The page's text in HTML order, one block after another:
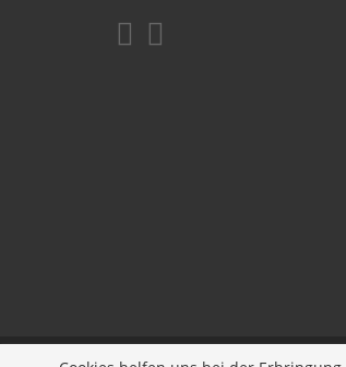
Entwickelt durchJOBIQO